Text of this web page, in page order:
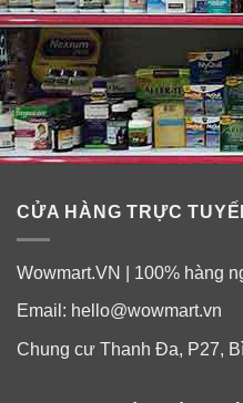
Aleve Caplets Soft Grip
Caplets là vì: “Soft Grip
cho những người đau khớp
trong tầm tay bạn. Lớp đệm
nắp. Phần thân có đường
bạn kiểm
CỬA HÀNG TRỰC
Wowmart.VN | 100% hàng
Email: hello@wowmart.vn
Chung cư Thanh Đa, P27,